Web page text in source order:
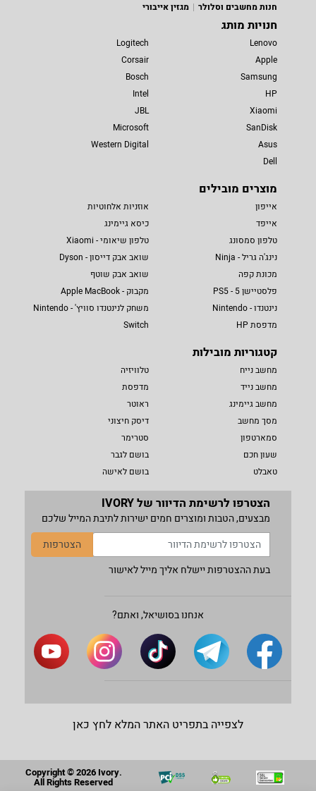
חנות מחשבים וסלולר
מגזין אייבורי
חנויות מותג
Lenovo
Apple
Samsung
HP
Xiaomi
SanDisk
Asus
Dell
Logitech
Corsair
Bosch
Intel
JBL
Microsoft
Western Digital
מוצרים מובילים
אייפון
אייפד
טלפון סמסונג
נינג'ה גריל - Ninja
מכונת קפה
פלסטיישן 5 - PS5
נינטנדו - Nintendo
מדפסת HP
אוזניות אלחוטיות
כיסא גיימינג
טלפון שיאומי - Xiaomi
שואב אבק דייסון - Dyson
שואב אבק שוטף
מקבוק - Apple MacBook
משחק לנינטנדו סוויץ' - Nintendo
Switch
קטגוריות מובילות
מחשב נייח
מחשב נייד
מחשב גיימינג
מסך מחשב
סמארטפון
שעון חכם
טאבלט
טלוויזיה
מדפסת
ראוטר
דיסק חיצוני
סטרימר
בושם לגבר
בושם לאישה
הצטרפו לרשימת הדיוור של IVORY
מבצעים, הטבות ומוצרים חמים ישירות לתיבת המייל שלכם
הצטרפות
בעת ההצטרפות יישלח אליך מייל לאישור
אנחנו בסושיאל, ואתם?
לצפייה בתפריט האתר המלא לחץ כאן
Copyright © 2026 Ivory.
All Rights Reserved